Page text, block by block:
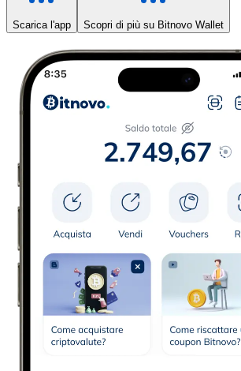
Scarica l'app Scopri di più su Bitnovo Wallet